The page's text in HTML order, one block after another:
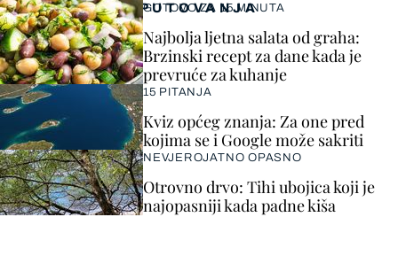
PUTOVANJA
GOTOVO ZA 15 MINUTA
Najbolja ljetna salata od graha:
Brzinski recept za dane kada je
prevruće za kuhanje
15 PITANJA
Kviz općeg znanja: Za one pred
kojima se i Google može sakriti
NEVJEROJATNO OPASNO
Otrovno drvo: Tihi ubojica koji je
najopasniji kada padne kiša